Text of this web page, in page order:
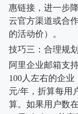
惠链接，进一步
云官方渠道或合
的活动价）。
技巧三：合理规
阿里企业邮箱支
100人左右的企业
元/年，折算每用
算。如果用户数